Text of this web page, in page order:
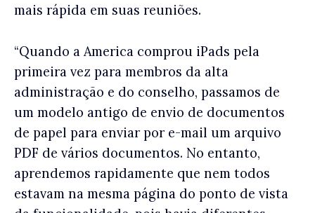
mais rápida em suas reuniões.
“Quando a America comprou iPads pela
primeira vez para membros da alta
administração e do conselho, passamos de
um modelo antigo de envio de documentos
de papel para enviar por e-mail um arquivo
PDF de vários documentos. No entanto,
aprendemos rapidamente que nem todos
estavam na mesma página do ponto de vista